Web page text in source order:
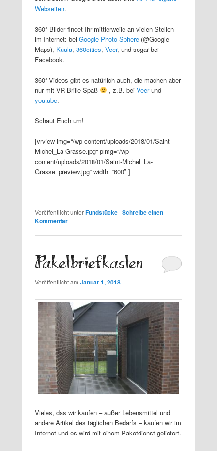
Webseiten.
360°-Bilder findet Ihr mittlerweile an vielen Stellen
im Internet: beiGoogle Photo Sphere (@Google
Maps), Kuula,360cities,Veer, und sogar bei
Facebook.
360°-Videos gibt es natürlich auch, die machen aber
nur mit VR-Brille Spaß
, z.B. bei Veerund
youtube.
Schaut Euch um!
[vrview img=“/wp-content/uploads/2018/01/Saint-
Michel_La-Grasse.jpg“ pimg=“/wp-
content/uploads/2018/01/Saint-Michel_La-
Grasse_preview.jpg“ width=“600″ ]
Veröffentlicht unterFundstücke |Schreibe einen
Kommentar
Paketbriefkasten
Veröffentlicht amJanuar 1, 2018
Vieles, das wir kaufen – außer Lebensmittel und
andere Artikel des täglichen Bedarfs – kaufen wir im
Internet und es wird mit einem Paketdienst geliefert.